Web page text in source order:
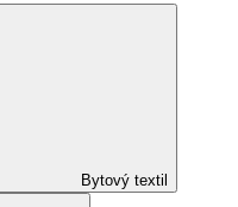
Bytový textil